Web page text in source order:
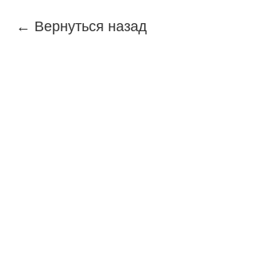
Вернуться назад